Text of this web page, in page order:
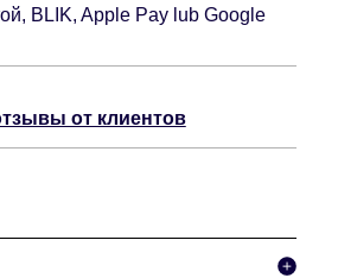
BLIK, Apple Pay lub Google
от клиентов